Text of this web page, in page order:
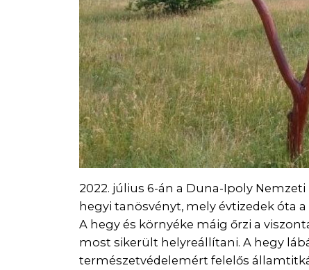
2022. július 6-án a Duna-Ipoly
hegyi tanösvényt, mely évtizedek óta
A hegy és környéke máig őrzi a
most sikerült helyreállítani. A hegy
természetvédelemért felelős